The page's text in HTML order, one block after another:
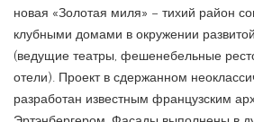
новая «Золотая миля» – тихий район
клубными домами в окружении
(ведущие театры, фешенебельные
отели). Проект в сдержанном
разработан известным французским